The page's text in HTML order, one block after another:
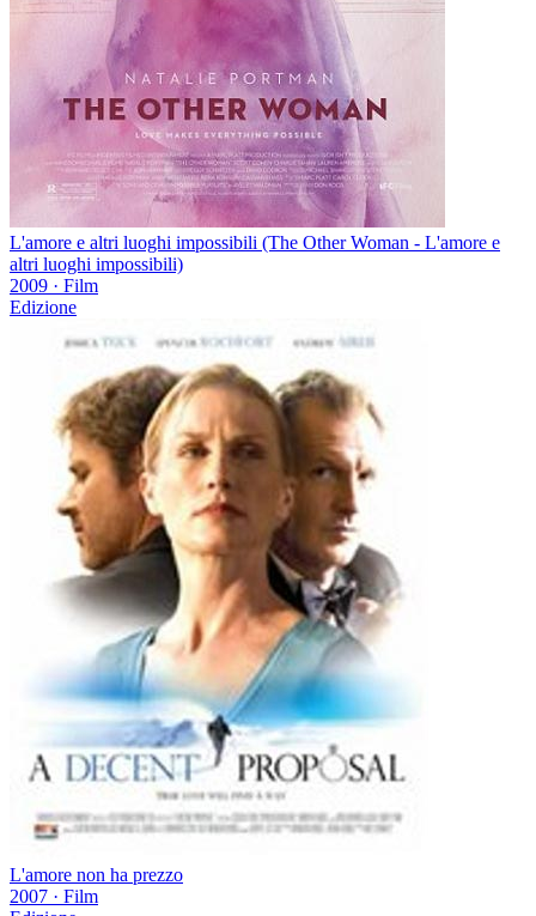
L'amore e altri luoghi impossibili (The Other Woman - L'amore e
altri luoghi impossibili)
2009 · Film
Edizione
L'amore non ha prezzo
2007 · Film